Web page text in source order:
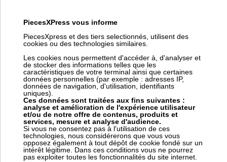
Mot de passe perdu
PiecesXPress vous informe
PiecesXpress et des tiers selectionnés, utilisent des
cookies ou des technologies similaires.
Les cookies nous permettent d'accéder à, d'analyser et
de stocker des informations telles que les
caractéristiques de votre terminal ainsi que certaines
données personnelles (par exemple : adresses IP,
données de navigation, d'utilisation, identifiants
uniques).
Ces données sont traitées aux fins suivantes :
analyse et amélioration de l'expérience utilisateur
et/ou de notre offre de contenus, produits et
services, mesure et analyse d'audience.
Si vous ne consentez pas à l'utilisation de ces
technologies, nous considérerons que vous vous
opposez également à tout dépôt de cookie fondé sur un
intérêt légitime. Dans ces conditions vous ne pourrez
pas exploiter toutes les fonctionnalités du site internet.